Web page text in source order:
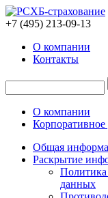
+7 (495) 213-09-13
О компании
Контакты
О компании
Корпоративное
Общая
Раскрытие
данных